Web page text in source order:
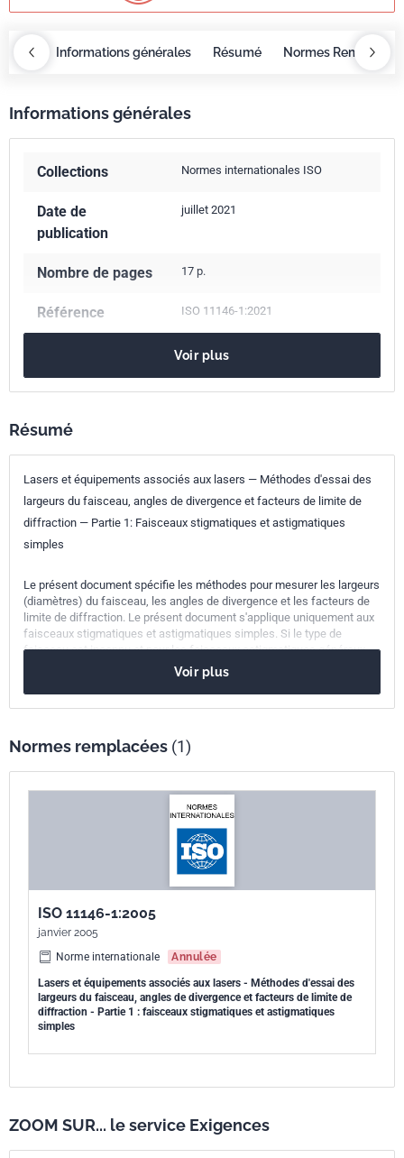
Informations générales Résumé Normes
Informations générales
Collections Normes internationales ISO
Date de
publication
juillet 2021
Nombre de pages 17 p.
Référence ISO 11146-1:2021
31.260Optoélectronique. Appareils à laser
Numéro de tirage
Voir plus
Résumé
Lasers et équipements associés aux lasers — Méthodes d'essai des
largeurs du faisceau, angles de divergence et facteurs de limite de
diffraction — Partie 1: Faisceaux stigmatiques et astigmatiques
simples
Le présent document spécifie les méthodes pour mesurer les largeurs
(diamètres) du faisceau, les angles de divergence et les facteurs de
limite de diffraction. Le présent document s'applique uniquement aux
faisceaux stigmatiques et astigmatiques simples. Si le type de
faisceau est inconnu et pour les faisceaux astigmatiques généraux,
Voir plus
Normes remplacées (1)
ISO 11146-1:2005
janvier 2005
Norme internationale
Annulée
Lasers et équipements associés aux lasers - Méthodes d'essai des
largeurs du faisceau, angles de divergence et facteurs de limite de
diffraction - Partie 1 : faisceaux stigmatiques et astigmatiques
simples
ZOOM SUR... le service Exigences